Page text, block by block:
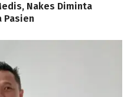
Nakes Diminta
Pasien